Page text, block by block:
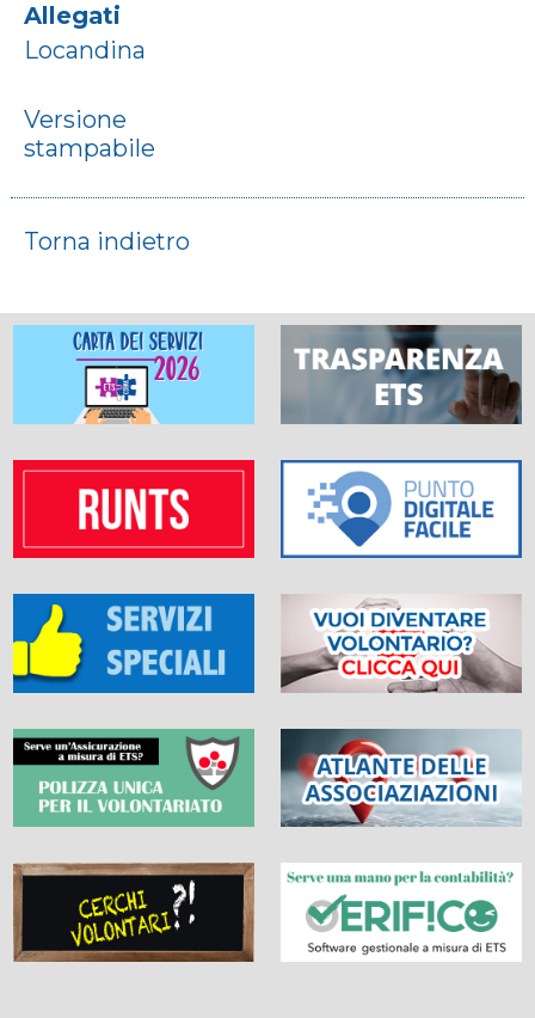
Allegati
Locandina
Versione
stampabile
Torna indietro